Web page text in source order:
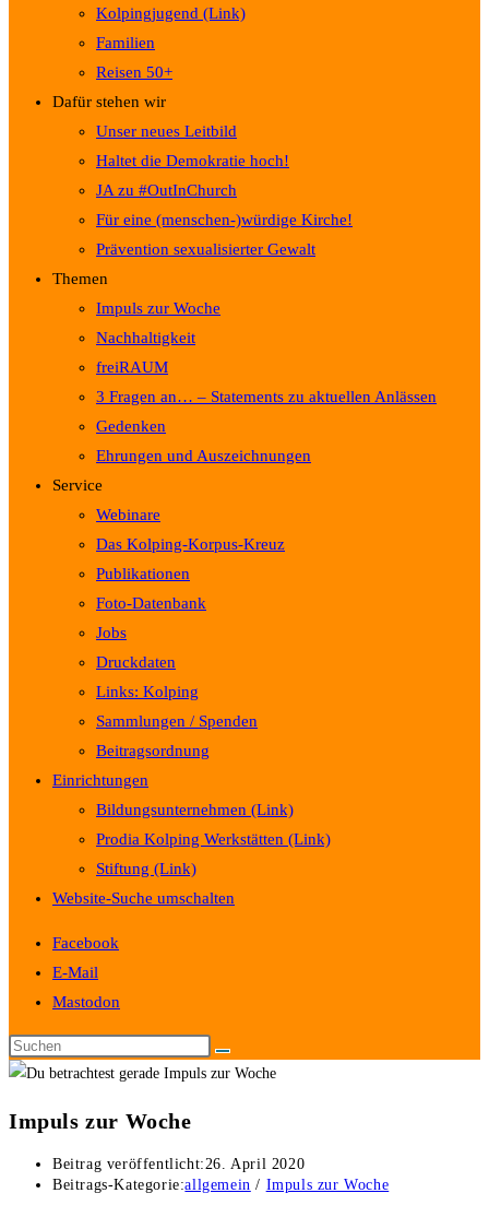
Kolpingjugend (Link)
Familien
Reisen 50+
Dafür stehen wir
Unser neues Leitbild
Haltet die Demokratie hoch!
JA zu #OutInChurch
Für eine (menschen-)würdige Kirche!
Prävention sexualisierter Gewalt
Themen
Impuls zur Woche
Nachhaltigkeit
freiRAUM
3 Fragen an… – Statements zu aktuellen Anlässen
Gedenken
Ehrungen und Auszeichnungen
Service
Webinare
Das Kolping-Korpus-Kreuz
Publikationen
Foto-Datenbank
Jobs
Druckdaten
Links: Kolping
Sammlungen / Spenden
Beitragsordnung
Einrichtungen
Bildungsunternehmen (Link)
Prodia Kolping Werkstätten (Link)
Stiftung (Link)
Website-Suche umschalten
Facebook
E-Mail
Mastodon
Impuls zur Woche
Beitrag veröffentlicht:26. April 2020
Beitrags-Kategorie:allgemein / Impuls zur Woche